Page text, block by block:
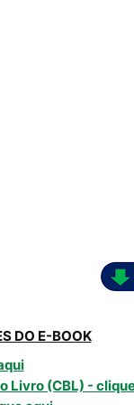
DO E-BOOK
Livro (CBL) -